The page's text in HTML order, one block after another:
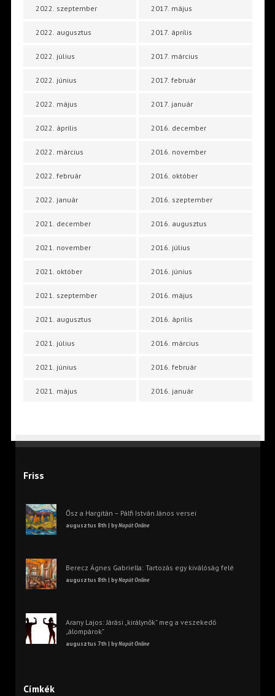
2022. szeptember
2022. augusztus
2022. július
2022. június
2022. május
2022. április
2022. március
2022. február
2022. január
2021. december
2021. november
2021. október
2021. szeptember
2021. augusztus
2021. július
2021. június
2021. május
2017. május
2017. április
2017. március
2017. február
2017. január
2016. december
2016. november
2016. október
2016. szeptember
2016. augusztus
2016. július
2016. június
2016. május
2016. április
2016. március
2016. február
2016. január
Friss
Ősz a Hargitán – Pálfi István János versei
augusztus 8th | byNapút Online
Berecz Ágnes Gabriella: Tartozás egy kiválóság felé
augusztus 8th | byNapút Online
Arany Lajos: Járási „királynők” meg a veszekedő
„álompárok”
augusztus 7th | byNapút Online
Címkék